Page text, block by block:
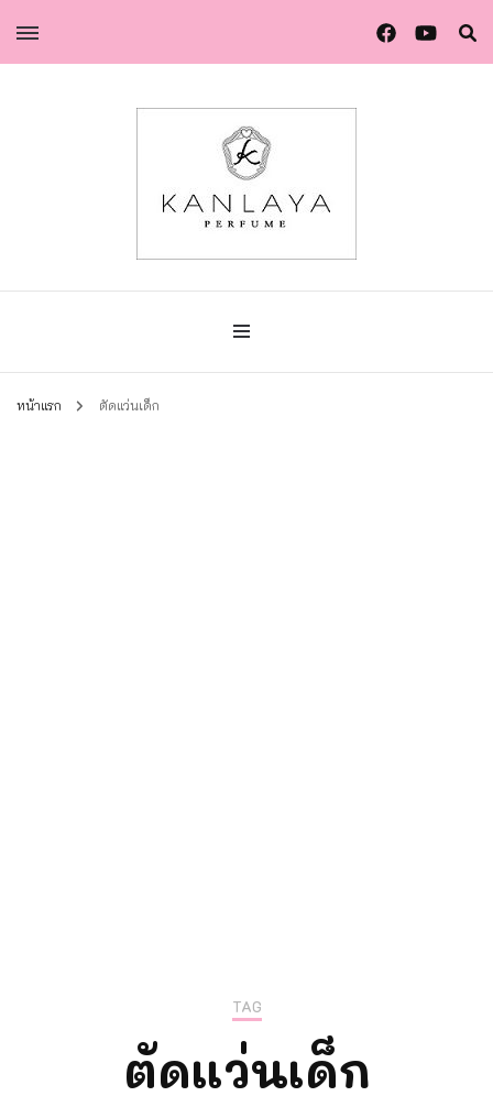
น้ำหอมกัลยา
น้ำหอมกัลยา น้ำหอมแท้แบรนด์ไทย คุณภาพยุโรป
หน้าแรก ตัดแว่นเด็ก
TAG
ตัดแว่นเด็ก